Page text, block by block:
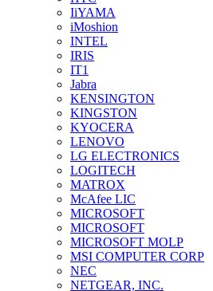
IiYAMA
iMoshion
INTEL
IRIS
IT1
Jabra
KENSINGTON
KINGSTON
KYOCERA
LENOVO
LG ELECTRONICS
LOGITECH
MATROX
McAfee LIC
MICROSOFT
MICROSOFT
MICROSOFT MOLP
MSI COMPUTER CORP
NEC
NETGEAR, INC.